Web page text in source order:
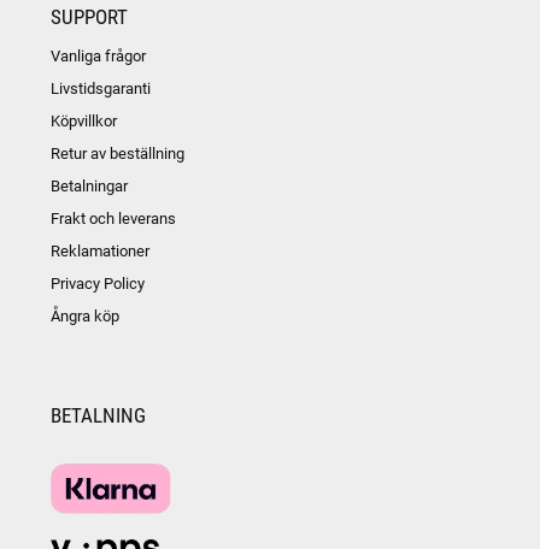
SUPPORT
Vanliga frågor
Livstidsgaranti
Köpvillkor
Retur av beställning
Betalningar
Frakt och leverans
Reklamationer
Privacy Policy
Ångra köp
BETALNING